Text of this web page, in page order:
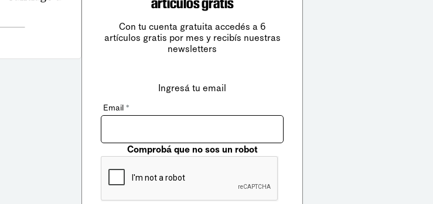
Con tu cuenta gratuita accedés a 6
artículos gratis por mes y recibís nuestras
newsletters
Ingresá tu email
Email *
Comprobá que no sos un robot